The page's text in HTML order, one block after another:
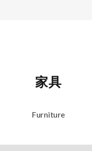
家具
Furniture